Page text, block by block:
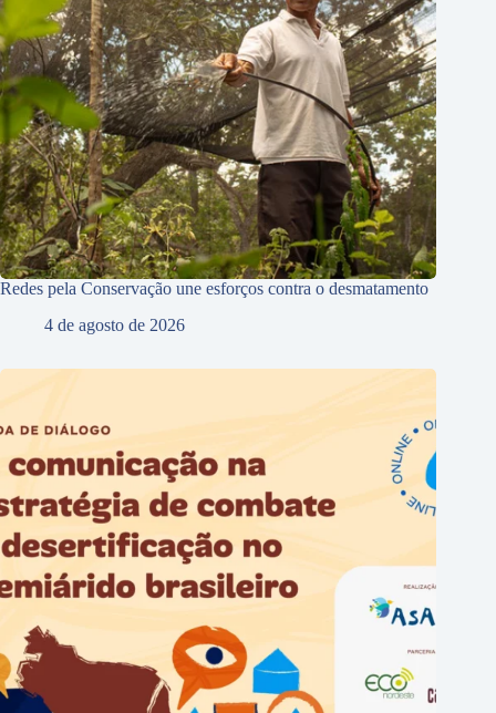
Redes pela Conservação une esforços contra o desmatamento
4 de agosto de 2026